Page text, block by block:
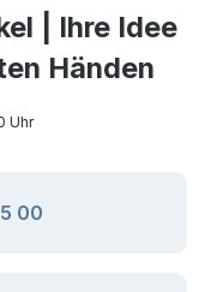
| Ihre Idee
Händen
Uhr
00